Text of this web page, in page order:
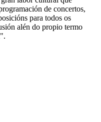
de concertos,
para todos os
alén do propio termo